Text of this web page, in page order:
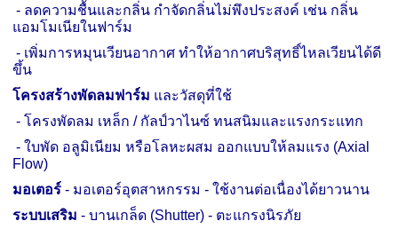
- ลดความชื้นและกลิ่น กำจัดกลิ่นไม่พึงประสงค์ เช่น กลิ่น
แอมโมเนียในฟาร์ม
- เพิ่มการหมุนเวียนอากาศ ทำให้อากาศบริสุทธิ์ไหลเวียนได้ดี
ขึ้น
โครงสร้างพัดลมฟาร์ม และวัสดุที่ใช้
-โครงพัดลม เหล็ก / กัลป์วาไนซ์ ทนสนิมและแรงกระแทก
-ใบพัด อลูมิเนียม หรือโลหะผสม ออกแบบให้ลมแรง (Axial
Flow)
มอเตอร์- มอเตอร์อุตสาหกรรม- ใช้งานต่อเนื่องได้ยาวนาน
ระบบเสริม- บานเกล็ด (Shutter) - ตะแกรงนิรภัย